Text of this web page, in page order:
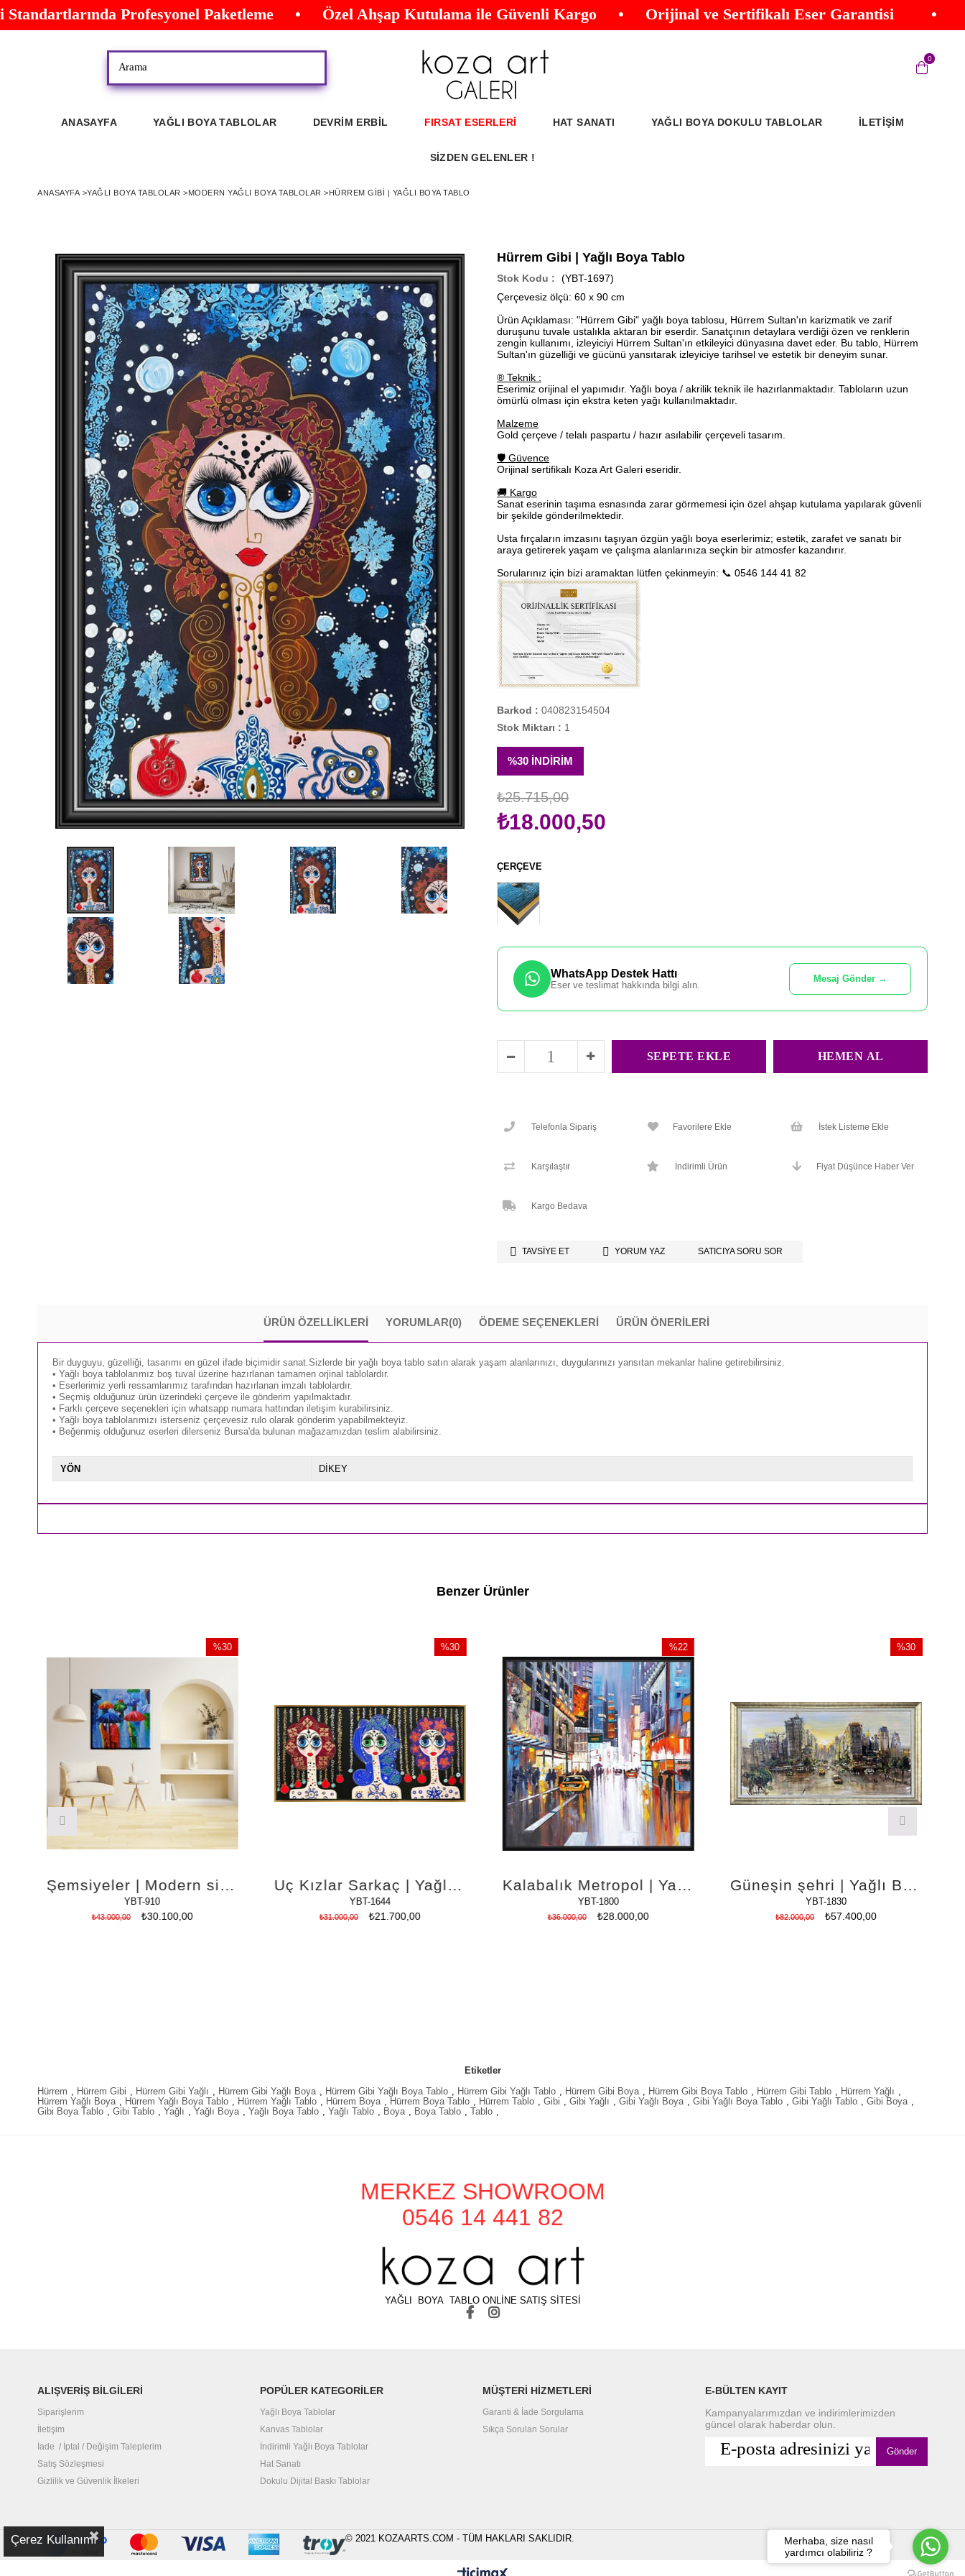
Profesyonel Paketleme • Özel Ahşap Kutulama ile Güvenli Kargo • Orijinal ve Sertifikalı Eser Garantisi
0
ANASAYFA YAĞLI BOYA TABLOLAR DEVRİM ERBİL FIRSAT ESERLERİ HAT SANATI YAĞLI BOYA DOKULU TABLOLAR İLETİŞİM
SİZDEN GELENLER !
ANASAYFA >YAĞLI BOYA TABLOLAR >MODERN YAĞLI BOYA TABLOLAR >HÜRREM GIBI | YAĞLI BOYA TABLO
Hürrem Gibi | Yağlı Boya Tablo
(YBT-1697)
Çerçevesiz ölçü: 60 x 90 cm
Ürün Açıklaması: "Hürrem Gibi" yağlı boya tablosu, Hürrem Sultan'ın karizmatik ve zarif
duruşunu tuvale ustalıkla aktaran bir eserdir. Sanatçının detaylara verdiği özen ve renklerin
zengin kullanımı, izleyiciyi Hürrem Sultan'ın etkileyici dünyasına davet eder. Bu tablo, Hürrem
Sultan'ın güzelliği ve gücünü yansıtarak izleyiciye tarihsel ve estetik bir deneyim sunar.
® Teknik :
Eserimiz orijinal el yapımıdır. Yağlı boya / akrilik teknik ile hazırlanmaktadır. Tabloların uzun
ömürlü olması için ekstra keten yağı kullanılmaktadır.
Malzeme
Gold çerçeve / telalı paspartu / hazır asılabilir çerçeveli tasarım.
🛡 Güvence
Orijinal sertifikalı Koza Art Galeri eseridir.
🚚 Kargo
Sanat eserinin taşıma esnasında zarar görmemesi için özel ahşap kutulama yapılarak güvenli
bir şekilde gönderilmektedir.
Usta fırçaların imzasını taşıyan özgün yağlı boya eserlerimiz; estetik, zarafet ve sanatı bir
araya getirerek yaşam ve çalışma alanlarınıza seçkin bir atmosfer kazandırır.
Sorularınız için bizi aramaktan lütfen çekinmeyin: 📞 0546 144 41 82
Barkod : 040823154504
Stok Miktarı : 1
%30 İNDIRIM
₺25.715,00
₺18.000,50
ÇERÇEVE
WhatsApp Destek Hattı
Eser ve teslimat hakkında bilgi alın.
Mesaj Gönder →
Telefonla Sipariş Favorilere Ekle İstek Listeme Ekle
Karşılaştır İndirimli Ürün Fiyat Düşünce Haber Ver
Kargo Bedava
TAVSIYE ET YORUM YAZ SATICIYA SORU SOR
ÜRÜN ÖZELLIKLERI YORUMLAR(0) ÖDEME SEÇENEKLERI ÜRÜN ÖNERILERI
Bir duyguyu, güzelliği, tasarımı en güzel ifade biçimidir sanat.Sizlerde bir yağlı boya tablo satın alarak yaşam alanlarınızı, duygularınızı yansıtan mekanlar haline getirebilirsiniz.
• Yağlı boya tablolarımız boş tuval üzerine hazırlanan tamamen orjinal tablolardır.
• Eserlerimiz yerli ressamlarımız tarafından hazırlanan imzalı tablolardır.
• Seçmiş olduğunuz ürün üzerindeki çerçeve ile gönderim yapılmaktadır.
• Farklı çerçeve seçenekleri için whatsapp numara hattından iletişim kurabilirsiniz.
• Yağlı boya tablolarımızı isterseniz çerçevesiz rulo olarak gönderim yapabilmekteyiz.
• Beğenmiş olduğunuz eserleri dilerseniz Bursa'da bulunan mağazamızdan teslim alabilirsiniz.
YÖN DİKEY
Benzer Ürünler
Şemsiyeler | Modern sipariş yağlı boya tablolar
YBT-910
₺30.100,00
₺43.000,00
%30
%30İndirim
Üç Kızlar Sarkaç | Yağlı Boya Tablo
YBT-1644
₺21.700,00
₺31.000,00
%30
Kalabalık Metropol | Yağlı Boya Tablo
YBT-1800
₺28.000,00
₺36.000,00
%22
İndirim
%22İndirim
Güneşin şehri | Yağlı Boya Tablo
YBT-1830
₺57.400,00
₺82.000,00
%30
Etiketler
Hürrem , Hürrem Gibi , Hürrem Gibi Yağlı , Hürrem Gibi Yağlı Boya , Hürrem Gibi Yağlı Boya Tablo , Hürrem Gibi Yağlı Tablo , Hürrem Gibi Boya , Hürrem Gibi Boya Tablo , Hürrem Gibi Tablo , Hürrem Yağlı ,
Hürrem Yağlı Boya , Hürrem Yağlı Boya Tablo , Hürrem Yağlı Tablo , Hürrem Boya , Hürrem Boya Tablo , Hürrem Tablo , Gibi , Gibi Yağlı , Gibi Yağlı Boya , Gibi Yağlı Boya Tablo , Gibi Yağlı Tablo , Gibi Boya ,
Gibi Boya Tablo , Gibi Tablo , Yağlı , Yağlı Boya , Yağlı Boya Tablo , Yağlı Tablo , Boya , Boya Tablo , Tablo ,
MERKEZ SHOWROOM
0546 14 441 82
YAĞLI BOYA TABLO ONLİNE SATIŞ SİTESİ
ALIŞVERİŞ BİLGİLERİ
Siparişlerim
İletişim
İade / İptal / Değişim Taleplerim
Satış Sözleşmesi
Gizlilik ve Güvenlik İlkeleri
POPÜLER KATEGORİLER
Yağlı Boya Tablolar
Kanvas Tablolar
İndirimli Yağlı Boya Tablolar
Hat Sanatı
Dokulu Dijital Baskı Tablolar
MÜŞTERİ HİZMETLERİ
Garanti & İade Sorgulama
Sıkça Sorulan Sorular
E-BÜLTEN KAYIT
Kampanyalarımızdan ve indirimlerimizden
güncel olarak haberdar olun.
Gönder
© 2021 KOZAARTS.COM - TÜM HAKLARI SAKLIDIR.
Çerez Kullanımı
Merhaba, size nasıl
yardımcı olabiliriz ?